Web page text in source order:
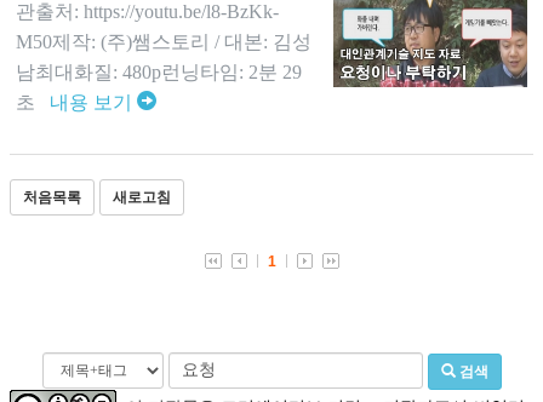
관출처: https://youtu.be/l8-BzKk-
M50제작: (주)쌤스토리 / 대본: 김성
남최대화질: 480p런닝타임: 2분 29
초 내용 보기
처음목록 새로고침
1
검색